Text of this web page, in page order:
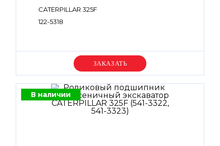
CATERPILLAR 325F
122-5318
Уточняйте цену
В наличии